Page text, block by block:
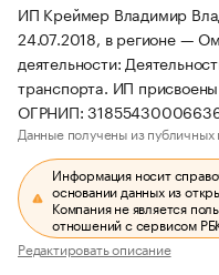
ИП Креймер Владимир
24.07.2018, в регионе —
деятельности:
транспорта. ИП
ОГРНИП:
Данные получены из публичных
Информация носит
основании данных из
Компания не является
отношений с сервисом
Редактировать описание